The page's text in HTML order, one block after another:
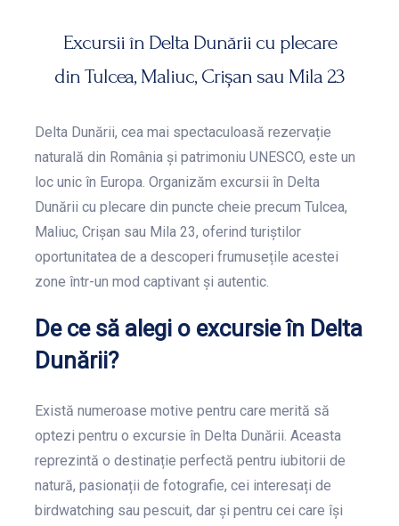
Excursii în Delta Dunării cu plecare
din Tulcea, Maliuc, Crișan sau Mila 23
Delta Dunării, cea mai spectaculoasă rezervație
naturală din România și patrimoniu UNESCO, este un
loc unic în Europa. Organizăm excursii în Delta
Dunării cu plecare din puncte cheie precum Tulcea,
Maliuc, Crișan sau Mila 23, oferind turiștilor
oportunitatea de a descoperi frumusețile acestei
zone într-un mod captivant și autentic.
De ce să alegi o excursie în Delta
Dunării?
Există numeroase motive pentru care merită să
optezi pentru o excursie în Delta Dunării. Aceasta
reprezintă o destinație perfectă pentru iubitorii de
natură, pasionații de fotografie, cei interesați de
birdwatching sau pescuit, dar și pentru cei care își